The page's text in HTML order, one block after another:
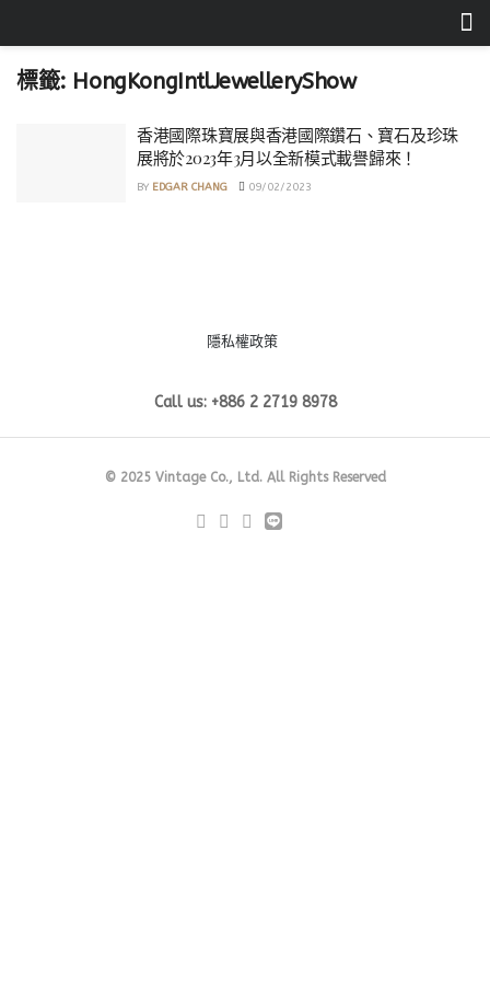
標籤: HongKongIntlJewelleryShow
香港國際珠寶展與香港國際鑽石、寶石及珍珠
展將於2023年3月以全新模式載譽歸來！
BY EDGAR CHANG 09/02/2023
隱私權政策
Call us: +886 2 2719 8978
© 2025 Vintage Co., Ltd. All Rights Reserved